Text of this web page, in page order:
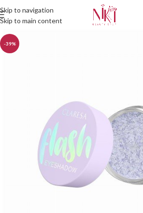
Skip to navigation
Skip to main content
-39%